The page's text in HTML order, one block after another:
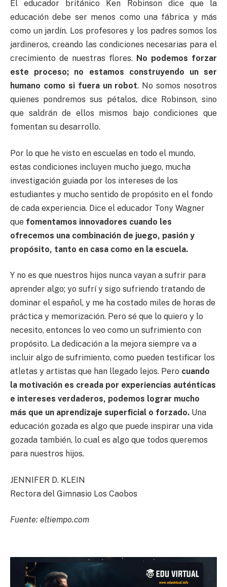
El educador británico Ken Robinson dice que la
educación debe ser menos como una fábrica y más
como un jardín. Los profesores y los padres somos los
jardineros, creando las condiciones necesarias para el
crecimiento de nuestras flores. No podemos forzar
este proceso; no estamos construyendo un ser
humano como si fuera un robot. No somos nosotros
quienes pondremos sus pétalos, dice Robinson, sino
que saldrán de ellos mismos bajo condiciones que
fomentan su desarrollo.
Por lo que he visto en escuelas en todo el mundo,
estas condiciones incluyen mucho juego, mucha
investigación guiada por los intereses de los
estudiantes y mucho sentido de propósito en el fondo
de cada experiencia. Dice el educador Tony Wagner
que fomentamos innovadores cuando les
ofrecemos una combinación de juego, pasión y
propósito, tanto en casa como en la escuela.
Y no es que nuestros hijos nunca vayan a sufrir para
aprender algo; yo sufrí y sigo sufriendo tratando de
dominar el español, y me ha costado miles de horas de
práctica y memorización. Pero sé que lo quiero y lo
necesito, entonces lo veo como un sufrimiento con
propósito. La dedicación a la mejora siempre va a
incluir algo de sufrimiento, como pueden testificar los
atletas y artistas que han llegado lejos. Pero cuando
la motivación es creada por experiencias auténticas
e intereses verdaderos, podemos lograr mucho
más que un aprendizaje superficial o forzado. Una
educación gozada es algo que puede inspirar una vida
gozada también, lo cual es algo que todos queremos
para nuestros hijos.
JENNIFER D. KLEIN
Rectora del Gimnasio Los Caobos
Fuente: eltiempo.com